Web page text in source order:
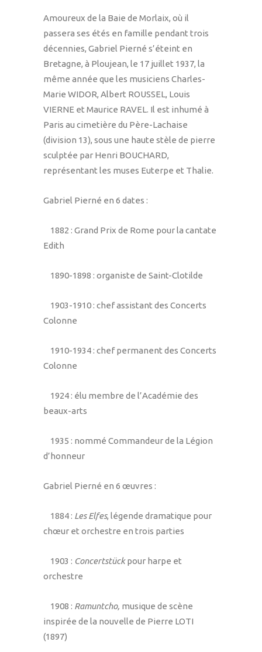
Amoureux de la Baie de Morlaix, où il
passera ses étés en famille pendant trois
décennies, Gabriel Pierné s’éteint en
Bretagne, à Ploujean, le 17 juillet 1937, la
même année que les musiciens Charles-
Marie WIDOR, Albert ROUSSEL, Louis
VIERNE et Maurice RAVEL. Il est inhumé à
Paris au cimetière du Père-Lachaise
(division 13), sous une haute stèle de pierre
sculptée par Henri BOUCHARD,
représentant les muses Euterpe et Thalie.
Gabriel Pierné en 6 dates :
1882 : Grand Prix de Rome pour la cantate
Edith
1890-1898 : organiste de Saint-Clotilde
1903-1910 : chef assistant des Concerts
Colonne
1910-1934 : chef permanent des Concerts
Colonne
1924 : élu membre de l’Académie des
beaux-arts
1935 : nommé Commandeur de la Légion
d’honneur
Gabriel Pierné en 6 œuvres :
1884 : Les Elfes, légende dramatique pour
chœur et orchestre en trois parties
1903 : Concertstückpour harpe et
orchestre
1908 : Ramuntcho, musique de scène
inspirée de la nouvelle de Pierre LOTI
(1897)